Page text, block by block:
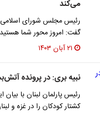
می‌کند
رئیس مجلس شورای اسلامی
گفت: امروز محور شما
۲۱ آبان ۱۴۰۳
نبیه بری: در پرونده
رئیس پارلمان لبنان با
کشتار کودکان را در غزه و